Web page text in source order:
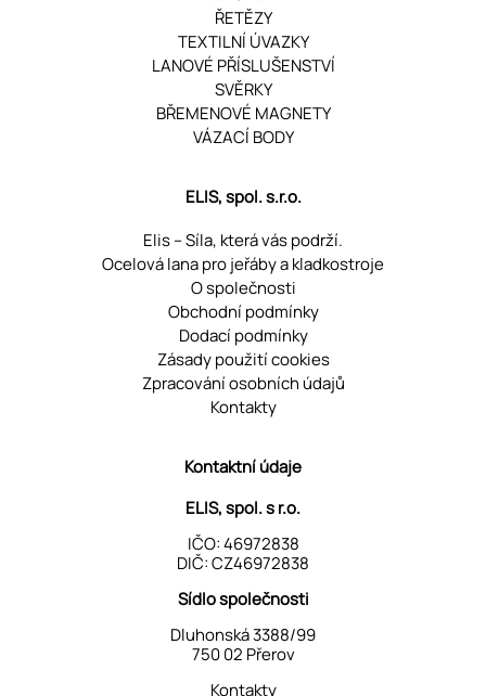
ŘETĚZY
TEXTILNÍ ÚVAZKY
LANOVÉ PŘÍSLUŠENSTVÍ
SVĚRKY
BŘEMENOVÉ MAGNETY
VÁZACÍ BODY
ELIS, spol. s.r.o.
Elis – Síla, která vás podrží.
Ocelová lana pro jeřáby a kladkostroje
O společnosti
Obchodní podmínky
Dodací podmínky
Zásady použití cookies
Zpracování osobních údajů
Kontakty
Kontaktní údaje
ELIS, spol. s r.o.
IČO: 46972838
DIČ: CZ46972838
Sídlo společnosti
Dluhonská 3388/99
750 02 Přerov
Kontakty